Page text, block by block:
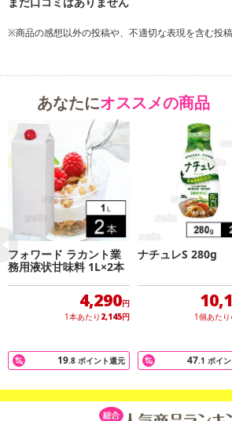
※商品の感想以外の投稿や、不適切な表現を含む投
あなたにオススメの商品
フォワード ラカント業
務用液状甘味料 1L×2本
4,290円
1本あたり 2,145円
19.8 ポイント還元
ナチュレS 280g
1個あたり
47.1 ポイ